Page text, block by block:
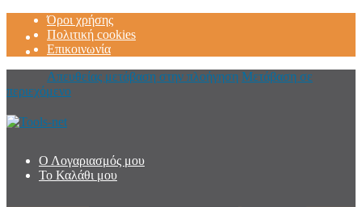
Όροι χρήσης
Πολιτική cookies
Επικοινωνία
Απευθείας μετάβαση στην πλοήγηση Μετάβαση σε
περιεχόμενο
Ο Λογαριασμός μου
Το Καλάθι μου